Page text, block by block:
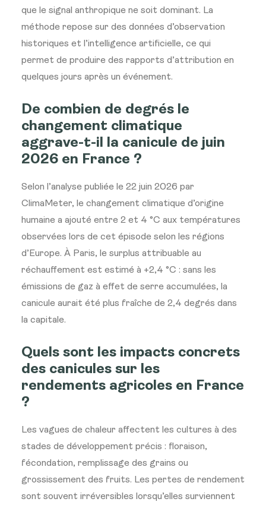
que le signal anthropique ne soit dominant. La
méthode repose sur des données d’observation
historiques et l’intelligence artificielle, ce qui
permet de produire des rapports d’attribution en
quelques jours après un événement.
De combien de degrés le
changement climatique
aggrave-t-il la canicule de juin
2026 en France ?
Selon l’analyse publiée le 22 juin 2026 par
ClimaMeter, le changement climatique d’origine
humaine a ajouté entre 2 et 4 °C aux températures
observées lors de cet épisode selon les régions
d’Europe. À Paris, le surplus attribuable au
réchauffement est estimé à +2,4 °C : sans les
émissions de gaz à effet de serre accumulées, la
canicule aurait été plus fraîche de 2,4 degrés dans
la capitale.
Quels sont les impacts concrets
des canicules sur les
rendements agricoles en France
?
Les vagues de chaleur affectent les cultures à des
stades de développement précis : floraison,
fécondation, remplissage des grains ou
grossissement des fruits. Les pertes de rendement
sont souvent irréversibles lorsqu’elles surviennent